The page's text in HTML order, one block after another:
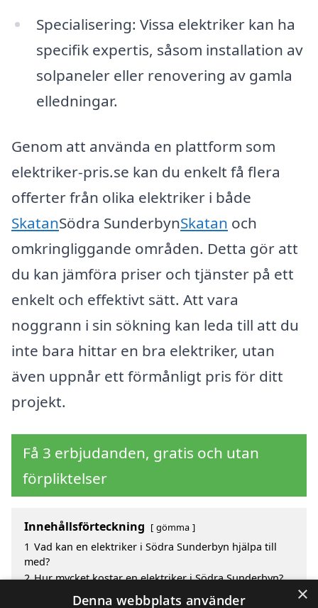
Specialisering: Vissa elektriker kan ha
specifik expertis, såsom installation av
solpaneler eller renovering av gamla
elledningar.
Genom att använda en plattform som
elektriker-pris.se kan du enkelt få flera
offerter från olika elektriker i både
SkatanSödra SunderbynSkatan och
omkringliggande områden. Detta gör att
du kan jämföra priser och tjänster på ett
enkelt och effektivt sätt. Att vara
noggrann i sin sökning kan leda till att du
inte bara hittar en bra elektriker, utan
även uppnår ett förmånligt pris för ditt
projekt.
Få 3 erbjudanden, gratis och utan
förpliktelser
Innehållsförteckning gömma
1 Vad kan en elektriker i Södra Sunderbyn hjälpa till
med?
2 Hur mycket kostar en elektriker i Södra Sunderbyn?
Fördelar med att välja elektriker i Södra Sunderbyn
×
Denna webbplats använder